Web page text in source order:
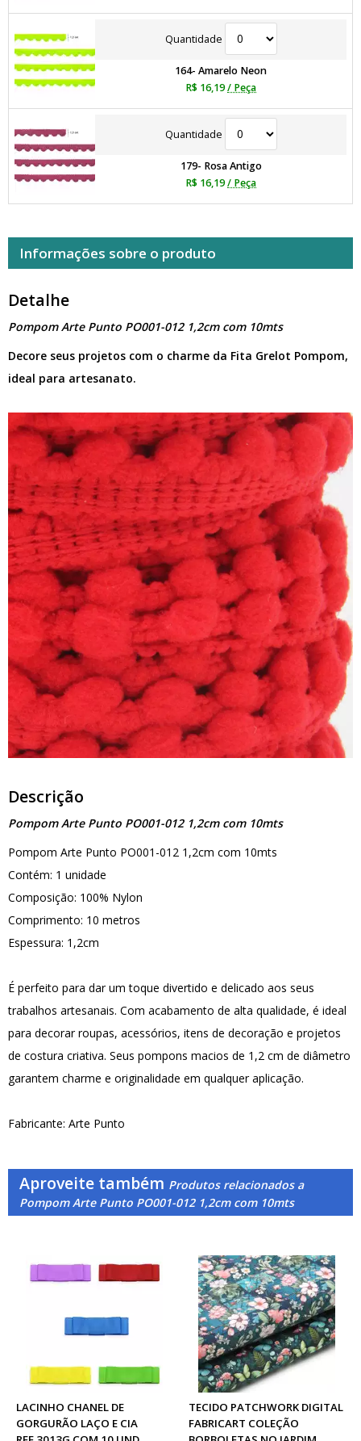
Quantidade
164- Amarelo Neon
R$ 16,19/ Peça
Quantidade
179- Rosa Antigo
R$ 16,19/ Peça
Informações sobre o produto
Detalhe
Pompom Arte Punto PO001-012 1,2cm com 10mts
Decore seus projetos com o charme da Fita Grelot Pompom,
ideal para artesanato.
Descrição
Pompom Arte Punto PO001-012 1,2cm com 10mts
Pompom Arte Punto PO001-012 1,2cm com 10mts
Contém: 1 unidade
Composição: 100% Nylon
Comprimento: 10 metros
Espessura: 1,2cm
É perfeito para dar um toque divertido e delicado aos seus
trabalhos artesanais. Com acabamento de alta qualidade, é ideal
para decorar roupas, acessórios, itens de decoração e projetos
de costura criativa. Seus pompons macios de 1,2 cm de diâmetro
garantem charme e originalidade em qualquer aplicação.
Fabricante: Arte Punto
Aproveite também Produtos relacionados a
Pompom Arte Punto PO001-012 1,2cm com 10mts
LACINHO CHANEL DE
GORGURÃO LAÇO E CIA
TECIDO PATCHWORK DIGITAL
FABRICART COLEÇÃO